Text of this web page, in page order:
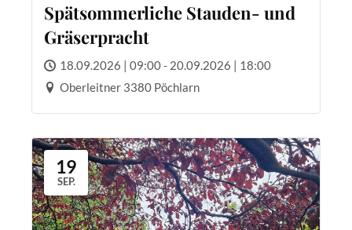
Spätsommerliche Stauden- und
Gräserpracht
18.09.2026 | 09:00 - 20.09.2026 | 18:00
Oberleitner 3380 Pöchlarn
19
SEP.